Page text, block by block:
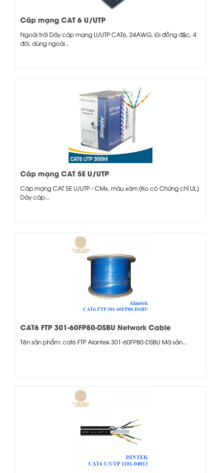
Cáp mạng CAT 6 U/UTP
Ngoài trời Dây cáp mạng U/UTP CAT6, 24AWG, lõi đồng đặc, 4
đôi, dùng ngoài...
Cáp mạng CAT 5E U/UTP
Cáp mạng CAT 5E U/UTP - CMx, màu xám (Ko có Chứng chỉ UL)
Dây cáp...
CAT6 FTP 301-60FP80-DSBU Network Cable
Tên sản phẩm: cat6 FTP Alantek 301-60FP80-DSBU Mã sản...